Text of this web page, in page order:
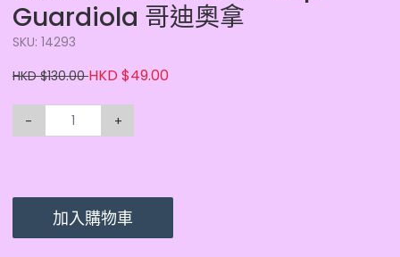
Guardiola 哥迪奧拿
SKU: 14293
HKD $130.00HKD $49.00
- +
加入購物車